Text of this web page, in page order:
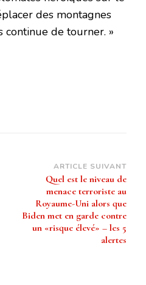
des montagnes
de tourner. »
ARTICLE SUIVANT
Quel est le niveau de
menace terroriste au
Royaume-Uni alors que
Biden met en garde contre
un «risque élevé» – les 5
alertes